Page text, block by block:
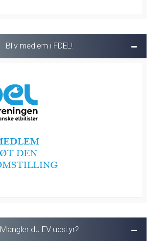
Bliv medlem i FDEL!
Mangler du EV udstyr?